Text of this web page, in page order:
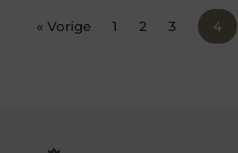
« Vorige 1 2 3 4